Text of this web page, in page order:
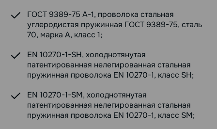
ГОСТ 9389-75 А-1, проволока стальная
углеродистая пружинная ГОСТ 9389-75, сталь
70, марка А, класс 1;
EN 10270-1-SH, холоднотянутая
патентированная нелегированная стальная
пружинная проволока EN 10270-1, класс SH;
EN 10270-1-SM, холоднотянутая
патентированная нелегированная стальная
пружинная проволока EN 10270-1, класс SM;